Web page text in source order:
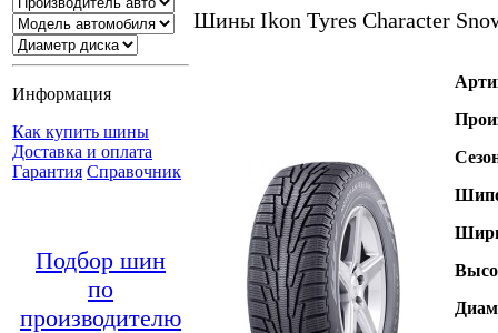
Информация
Как купить шины
Доставка и оплата
Гарантия Справочник
Подбор шин
по
производителю
Шины Ikon Tyres Character